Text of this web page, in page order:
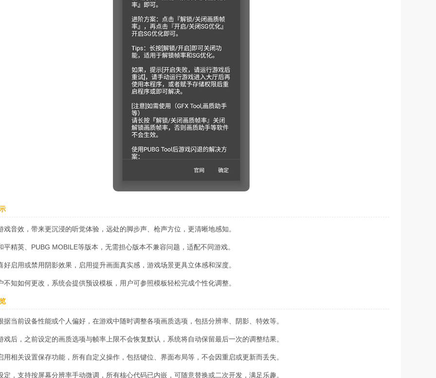
戏音效，带来更沉浸的听觉体验，远处的脚步声、枪声方位，更清晰地感知。
平精英、PUBG MOBILE等版本，无需担心版本不兼容问题，适配不同游戏。
好启用或禁用阴影效果，启用提升画面真实感，游戏场景更具立体感和深度。
不知如何更改，系统会提供预设模板，用户可参照模板轻松完成个性化调整。
据当前设备性能或个人偏好，在游戏中随时调整各项画质选项，包括分辨率、阴影、特效等。
戏后，之前设定的画质选项与帧率上限不会恢复默认，系统将自动保留最后一次的调整结果。
用相关设置保存功能，所有自定义操作，包括键位、界面布局等，不会因重启或更新而丢失。
定，支持按屏幕分辨率手动微调，所有核心代码已内嵌，可随意替换或二次开发，满足乐趣。